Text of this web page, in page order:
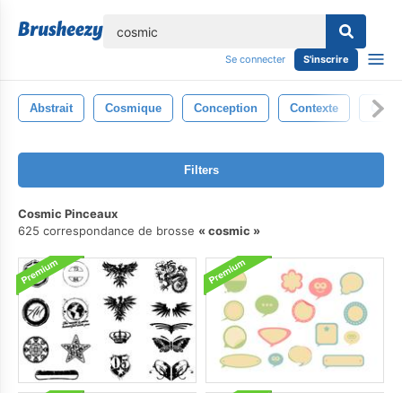
Se connecter S'inscrire
Abstrait Cosmique Conception Contexte
Filters
Cosmic Pinceaux
625 correspondance de brosse
cosmic